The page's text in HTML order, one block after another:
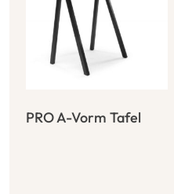
PRO A-Vorm Tafel